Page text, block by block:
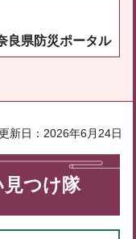
良県防災ポータル
新日：2026年6月24日
つけ隊